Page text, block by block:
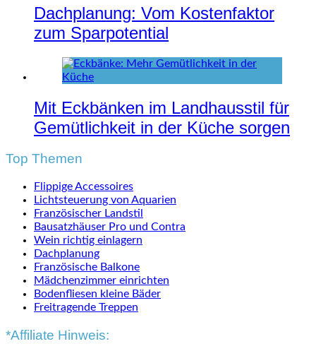
Dachplanung: Vom Kostenfaktor
zum Sparpotential
Mit Eckbänken im Landhausstil für
Gemütlichkeit in der Küche sorgen
Top Themen
Flippige Accessoires
Lichtsteuerung von Aquarien
Französischer Landstil
Bausatzhäuser Pro und Contra
Wein richtig einlagern
Dachplanung
Französische Balkone
Mädchenzimmer einrichten
Bodenfliesen kleine Bäder
Freitragende Treppen
*Affiliate Hinweis: